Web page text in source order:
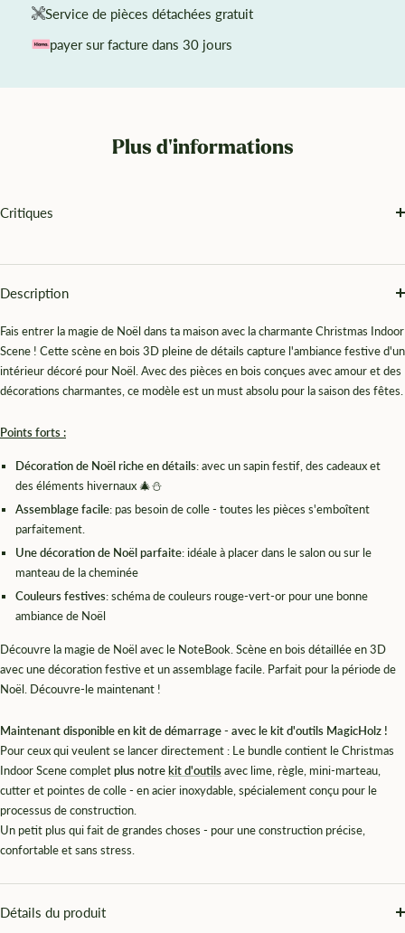
Service de pièces détachées gratuit
payer sur facture dans 30 jours
Plus d'informations
Critiques
Description
Fais entrer la magie de Noël dans ta maison avec la charmante Christmas Indoor
Scene ! Cette scène en bois 3D pleine de détails capture l'ambiance festive d'un
intérieur décoré pour Noël. Avec des pièces en bois conçues avec amour et des
décorations charmantes, ce modèle est un must absolu pour la saison des fêtes.
Points forts :
Décoration de Noël riche en détails: avec un sapin festif, des cadeaux et
des éléments hivernaux 🎄⛄
Assemblage facile: pas besoin de colle - toutes les pièces s'emboîtent
parfaitement.
Une décoration de Noël parfaite: idéale à placer dans le salon ou sur le
manteau de la cheminée
Couleurs festives: schéma de couleurs rouge-vert-or pour une bonne
ambiance de Noël
Découvre la magie de Noël avec le NoteBook. Scène en bois détaillée en 3D
avec une décoration festive et un assemblage facile. Parfait pour la période de
Noël. Découvre-le maintenant !
Maintenant disponible en kit de démarrage - avec le kit d'outils MagicHolz !
Pour ceux qui veulent se lancer directement : Le bundle contient le Christmas
Indoor Scene completplus notrekit d'outilsavec lime, règle, mini-marteau,
cutter et pointes de colle - en acier inoxydable, spécialement conçu pour le
processus de construction.
Un petit plus qui fait de grandes choses - pour une construction précise,
confortable et sans stress.
Détails du produit